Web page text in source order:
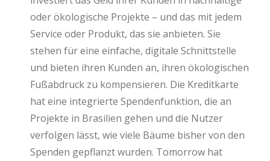
oder ökologische Projekte – und das mit jedem
Service oder Produkt, das sie anbieten. Sie
stehen für eine einfache, digitale Schnittstelle
und bieten ihren Kunden an, ihren ökologischen
Fußabdruck zu kompensieren. Die Kreditkarte
hat eine integrierte Spendenfunktion, die an
Projekte in Brasilien gehen und die Nutzer
verfolgen lässt, wie viele Bäume bisher von den
Spenden gepflanzt wurden. Tomorrow hat